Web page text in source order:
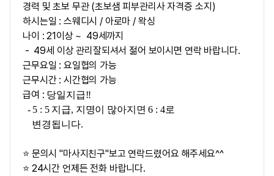
경력 및 초보 무관 (초보샘 피부관리사 자격증 소지)
하시는일 : 스웨디시 / 아로마 / 왁싱
나이 : 21이상 ~ 49세까지
- 49세 이상 관리잘되셔서 젊어 보이시면 연락 바랍니다.
근무요일 : 요일협의 가능
근무시간 : 시간협의 가능
급여 : 당일지급‼
- 5 : 5 지급, 지명이 많아지면 6 : 4로
변경됩니다.
⭐ 문의시 "마사지친구"보고 연락드렸어요 해주세요^^
⭐ 24시간 언제든 전화 바랍니다.